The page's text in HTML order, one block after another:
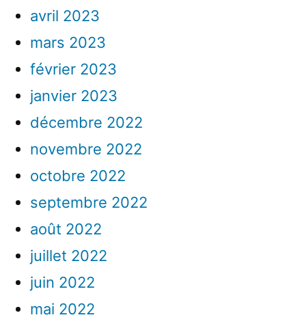
avril 2023
mars 2023
février 2023
janvier 2023
décembre 2022
novembre 2022
octobre 2022
septembre 2022
août 2022
juillet 2022
juin 2022
mai 2022